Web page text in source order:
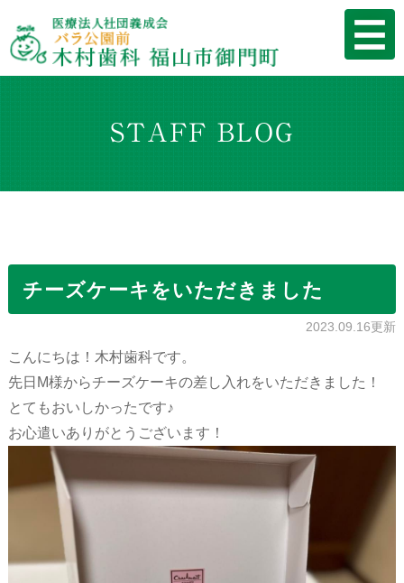
STAFF BLOG
チーズケーキをいただきました
2023.09.16更新
こんにちは！木村歯科です。
先日M様からチーズケーキの差し入れをいただきました！
とてもおいしかったです♪
お心遣いありがとうございます！